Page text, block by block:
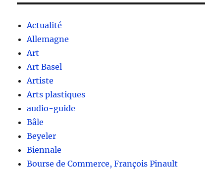
Actualité
Allemagne
Art
Art Basel
Artiste
Arts plastiques
audio-guide
Bâle
Beyeler
Biennale
Bourse de Commerce, François Pinault